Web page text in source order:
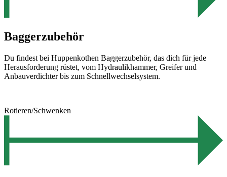
Baggerzubehör
Du findest bei Huppenkothen Baggerzubehör, das dich für jede
Herausforderung rüstet, vom Hydraulikhammer, Greifer und
Anbauverdichter bis zum Schnellwechselsystem.
Rotieren/Schwenken